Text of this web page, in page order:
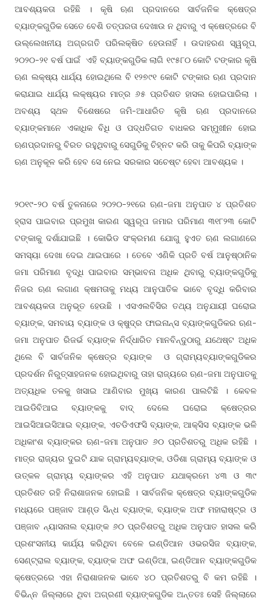
ଆବଶ୍ୟକତା ରହିଛି । କୃଷି ଋଣ ପ୍ରଦାନରେ ସାର୍ବଜନିକ କ୍ଷେତ୍ର
ବ୍ୟାଙ୍କଗୁଡିକ ସେତେ ବେଶି ତତ୍ପରତା ଦେଖାଉ ନ ଥିବାରୁ ଏ କ୍ଷେତ୍ରରେ ବି
ଉଲ୍ଲେଖନୀୟ ଅଗ୍ରଗତି ପରିଲକ୍ଷିତ ହେଉନାହିଁ । ଉଦାହରଣ ସ୍ୱରୂପ,
୨୦୨୦-୨୧ ବର୍ଷ ପାଇଁ ଏହି ବ୍ୟାଙ୍କଗୁଡିକ ଲାଗି ୧୯୫୮୦ କୋଟି ଟଙ୍କାର କୃଷି
ଋଣ ଲକ୍ଷ୍ୟ ଧାର୍ଯ୍ୟ ହୋଇଥିଲେ ବି ୧୨୭୯୧ କୋଟି ଟଙ୍କାର ଋଣ ପ୍ରଦାନ
କରାଯାଇ ଧାର୍ଯ୍ୟ ଲକ୍ଷ୍ୟର ମାତ୍ର ୬୫ ପ୍ରତିଶତ ହାସଲ ହୋଇପାରିଲା ।
ଅବଶ୍ୟ ସ୍ଥଳ ବିଶେଷରେ ଜମି-ଆଧାରିତ କୃଷି ଋଣ ପ୍ରଦାନରେ
ବ୍ୟାଙ୍କମାନେ ଏକାଧିକ ବିଧି ଓ ପଦ୍ଧତିଗତ ବାଧକର ସମ୍ମୁଖୀନ ହୋଇ
ଋଣପ୍ରଦାନରୁ ବିରତ ରହୁଥିବାରୁ ସେଗୁଡିକୁ ଚିହ୍ନଟ କରି ତାକୁ କିପରି ବ୍ୟାଙ୍କ
ଋଣ ଅନୁକୂଳ କରି ହେବ ସେ ନେଇ ସରକାର ସଚେଷ୍ଟ ହେବା ଆବଶ୍ୟକ ।
୨୦୧୯-୨୦ ବର୍ଷ ତୁଳନାରେ ୨୦୨୦-୨୧ରେ ଋଣ-ଜମା ଅନୁପାତ ୪ ପ୍ରତିଶତ
ହ୍ରାସ ପାଇବାର ପ୍ରମୁଖ କାରଣ ସ୍ୱରୂପ ଜମାର ପରିମାଣ ୩୧୮୨୩ କୋଟି
ଟଙ୍କାକୁ ଦର୍ଶାଯାଇଛି । କୋଭିଡ ସଂକ୍ରମଣ ଯୋଗୁ ହୁଏତ ଋଣ ଲଗାଣରେ
ସମସ୍ୟା ଦେଖା ଦେଇ ଥାଇପାରେ । ତେବେ ଏଣିକି ପ୍ରତି ବର୍ଷ ଆନୁଷ୍ଠାନିକ
ଜମା ପରିମାଣ ବୃଦ୍ଧି ପାଇବାର ସମ୍ଭାବନା ଅଧିକ ଥିବାରୁ ବ୍ୟାଙ୍କଗୁଡିକୁ
ନିଜର ଋଣ ଲଗାଣ କ୍ଷମତାକୁ ମଧ୍ୟ ଆନୁପାତିକ ଭାବେ ବୃଦ୍ଧି କରିବାର
ଆବଶ୍ୟକତା ଅନୁଭୂତ ହେଉଛି । ଏସଏଲବିସିର ତଥ୍ୟ ଅନୁଯାୟୀ ଘରୋଇ
ବ୍ୟାଙ୍କ, ସମବାୟ ବ୍ୟାଙ୍କ ଓ କ୍ଷୁଦ୍ର ଫାଇନାନ୍ସ ବ୍ୟାଙ୍କଗୁଡିକର ଋଣ-
ଜମା ଅନୁପାତ ରିଜର୍ଭ ବ୍ୟାଙ୍କ ନିର୍ଦ୍ଧାରିତ ମାନବିନ୍ଦୁଠାରୁ ଯଥେଷ୍ଟ ଅଧିକ
ଥିଲେ ବି ସାର୍ବଜନିକ କ୍ଷେତ୍ର ବ୍ୟାଙ୍କ ଓ ଗ୍ରାମ୍ୟବ୍ୟାଙ୍କଗୁଡିକର
ପ୍ରଦର୍ଶନ ନିରୁତ୍ସାହଜନକ ହୋଇଥିବାରୁ ତାହା ରାଜ୍ୟରେ ଋଣ-ଜମା ଅନୁପାତକୁ
ଅତ୍ୟଧିକ ତଳକୁ ଖସାଇ ଆଣିବାର ମୁଖ୍ୟ କାରଣ ପାଲଟିଛି । କେବଳ
ଆଇଡିବିଆଇ ବ୍ୟାଙ୍କକୁ ବାଦ୍ ଦେଲେ ଘରୋଇ କ୍ଷେତ୍ରର
ଆଇସିଆଇସିଆଇ ବ୍ୟାଙ୍କ, ଏଚଡିଏଫସି ବ୍ୟାଙ୍କ, ଆକ୍ସିସ ବ୍ୟାଙ୍କ ଭଳି
ଅଧିକାଂଶ ବ୍ୟାଙ୍କର ଋଣ-ଜମା ଅନୁପାତ ୬୦ ପ୍ରତିଶତରୁ ଅଧିକ ରହିଛି ।
ମାତ୍ର ରାଜ୍ୟର ଦୁଇଟି ଯାକ ଗ୍ରାମ୍ୟବ୍ୟାଙ୍କ, ଓଡିଶା ଗ୍ରାମ୍ୟ ବ୍ୟାଙ୍କ ଓ
ଉତ୍କଳ ଗ୍ରାମ୍ୟ ବ୍ୟାଙ୍କର ଏହି ଅନୁପାତ ଯଥାକ୍ରମେ ୪୩ ଓ ୩୯
ପ୍ରତିଶତ ରହି ନିରାଶାଜନକ ହୋଇଛି । ସାର୍ବଜନିକ କ୍ଷେତ୍ର ବ୍ୟାଙ୍କଗୁଡିକ
ମଧ୍ୟରେ ପଞ୍ଜାବ ଆଣ଼୍ଡ ସିନ୍ଧ ବ୍ୟାଙ୍କ, ବ୍ୟାଙ୍କ ଅଫ ମହାରାଷ୍ଟ୍ର ଓ
ପଞ୍ଜାବ ନ୍ୟାସନାଲ ବ୍ୟାଙ୍କ ୬୦ ପ୍ରତିଶତରୁ ଅଧିକ ଅନୁପାତ ହାସଲ କରି
ପ୍ରଶଂସନୀୟ କାର୍ଯ୍ୟ କରିଥିବା ବେଳେ ଇଣ୍ଡିଆନ ଓଭରସିଜ ବ୍ୟାଙ୍କ,
ସେଣ୍ଟ୍ରାଲ ବ୍ୟାଙ୍କ, ବ୍ୟାଙ୍କ ଅଫ ଇଣ୍ଡିଆ, ଇଣ୍ଡିଆନ ବ୍ୟାଙ୍କଗୁଡିକ
କ୍ଷେତ୍ରରେ ଏହା ନିରାଶାଜନକ ଭାବେ ୪୦ ପ୍ରତିଶତରୁ ବି କମ ରହିଛି ।
ବିଭିନ୍ନ ଜିଲ୍ଲାରେ ଥିବା ଅଗ୍ରଣୀ ବ୍ୟାଙ୍କଗୁଡିକ ଅନ୍ତତଃ ସେହି ଜିଲ୍ଲାରେ